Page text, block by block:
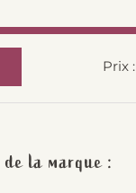
Prix :
la marque :